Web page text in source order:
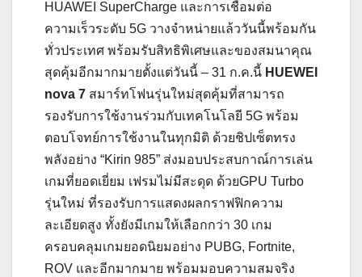
HUAWEI SuperCharge และการเชื่อมต่อ
ความเร็วระดับ 5G วางจำหน่ายแล้ววันนี้พร้อมกัน
ทั่วประเทศ พร้อมรับสิทธิพิเศษและของสมนาคุณ
สุดคุ้มอีกมากมายตั้งแต่วันนี้ – 31 ก.ค.นี้ HUEWEI
nova 7 สมาร์ทโฟนรุ่นใหม่สุดคุ้มที่สามารถ
รองรับการใช้งานร่วมกับเทคโนโลยี 5G พร้อม
ตอบโจทย์การใช้งานในทุกมิติ ด้วยชิปเซ็ตทรง
พลังอย่าง “Kirin 985” ส่งมอบประสบกาณ์การเล่น
เกมที่ยอดเยี่ยม เฟรมไม่มีสะดุด ด้วยGPU Turbo
รุ่นใหม่ ที่รองรับการแสดงผลกราฟฟิกความ
ละเอียดสูง ทั้งยังมีเกมให้เลือกกว่า 30 เกม
ครอบคลุมเกมยอดนิยมอย่าง PUBG, Fortnite,
ROV และอีกมากมาย พร้อมมอบความสมจริง